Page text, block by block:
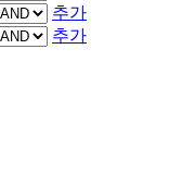
추가
추가